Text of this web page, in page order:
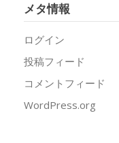
メタ情報
ログイン
投稿フィード
コメントフィード
WordPress.org